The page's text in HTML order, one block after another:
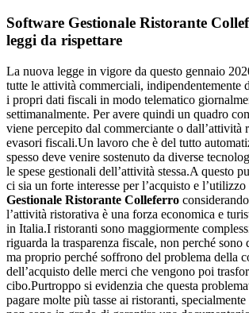
Software Gestionale Ristorante
leggi da rispettare
La nuova legge in vigore da questo gennaio
tutte le attività commerciali, indipendentemente
i propri dati fiscali in modo telematico
settimanalmente. Per avere quindi un quadro
viene percepito dal commerciante o dall’attività
evasori fiscali.Un lavoro che è del tutto
spesso deve venire sostenuto da diverse
le spese gestionali dell’attività stessa.A questo
ci sia un forte interesse per l’acquisto e
Gestionale Ristorante Colleferro
l’attività ristorativa è una forza economica e
in Italia.I ristoranti sono maggiormente
riguarda la trasparenza fiscale, non perché sono
ma proprio perché soffrono del problema della
dell’acquisto delle merci che vengono poi
cibo.Purtroppo si evidenzia che questa
pagare molte più tasse ai ristoranti,